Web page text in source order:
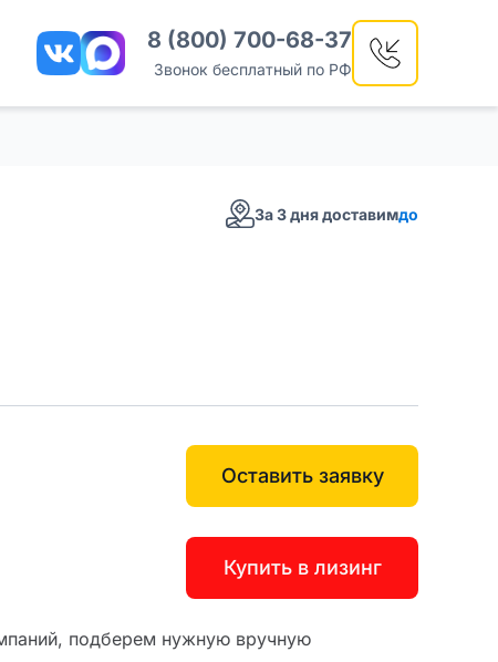
8 (800) 700-68-37
Звонок бесплатный по РФ
За 3 дня доставимдо
Оставить заявку
Купить в лизинг
подберем нужную вручную